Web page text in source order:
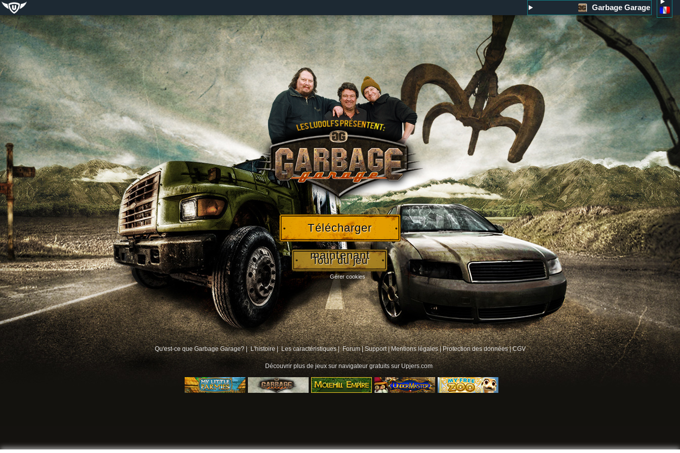
Garbage Garage
Télécharger
maintenant
Tour du jeu
Qu'est-ce que Garbage Garage? | L'histoire | Les caractéristiques | Forum|Support|Mentions légales|Protection des données|CGV
Découvrir plus dejeux sur navigateur gratuitssur Upjers.com
Gérer cookies